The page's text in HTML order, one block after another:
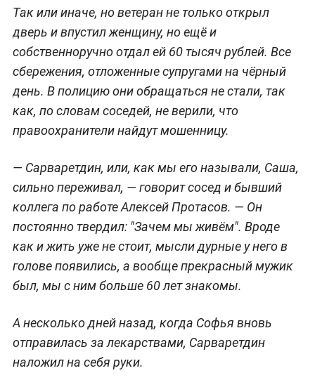
Так или иначе, но ветеран не только открыл
дверь и впустил женщину, но ещё и
собственноручно отдал ей 60 тысяч рублей. Все
сбережения, отложенные супругами на чёрный
день. В полицию они обращаться не стали, так
как, по словам соседей, не верили, что
правоохранители найдут мошенницу.
— Сарваретдин, или, как мы его называли, Саша,
сильно переживал, — говорит сосед и бывший
коллега по работе Алексей Протасов. — Он
постоянно твердил: "Зачем мы живём". Вроде
как и жить уже не стоит, мысли дурные у него в
голове появились, а вообще прекрасный мужик
был, мы с ним больше 60 лет знакомы.
А несколько дней назад, когда Софья вновь
отправилась за лекарствами, Сарваретдин
наложил на себя руки.